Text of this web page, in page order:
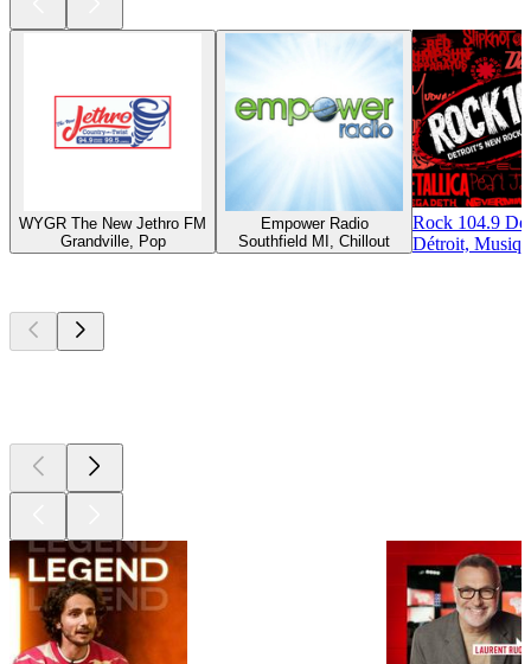
WYGR The New Jethro FM
Grandville, Pop
Empower Radio
Southfield MI, Chillout
Rock 104.9
Détroit,